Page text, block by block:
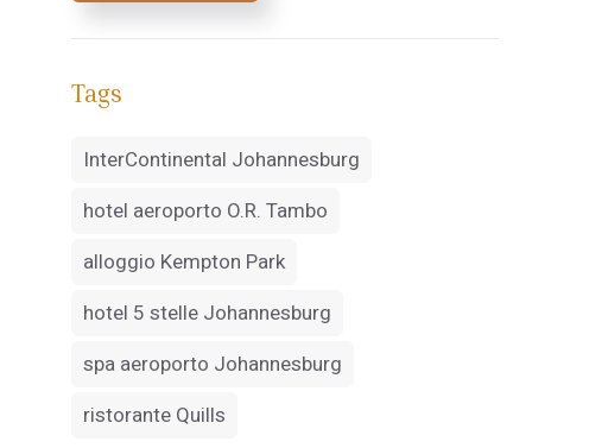
Tags
InterContinental Johannesburg
hotel aeroporto O.R. Tambo
alloggio Kempton Park
hotel 5 stelle Johannesburg
spa aeroporto Johannesburg
ristorante Quills